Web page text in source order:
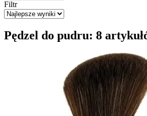
Filtr
Pędzel do pudru: 8